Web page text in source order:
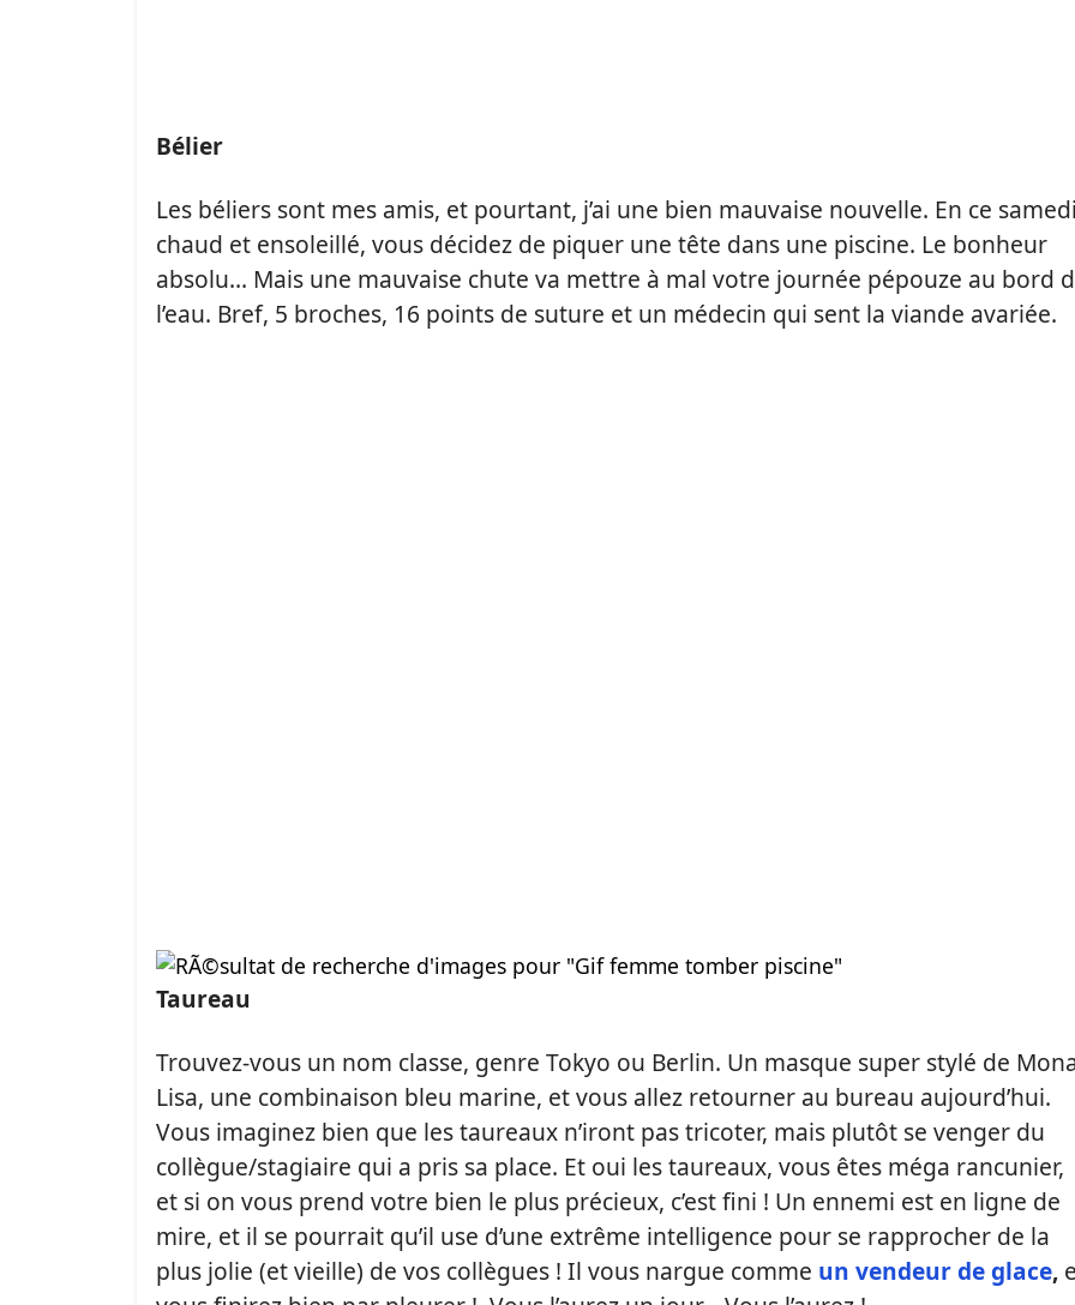
Bélier
Les béliers sont mes amis, et pourtant, j’ai une bien mauvaise nouvelle. En ce
chaud et ensoleillé, vous décidez de piquer une tête dans une piscine. Le bonheur
absolu… Mais une mauvaise chute va mettre à mal votre journée pépouze au bord
l’eau. Bref, 5 broches, 16 points de suture et un médecin qui sent la viande avariée.
Taureau
Trouvez-vous un nom classe, genre Tokyo ou Berlin. Un masque super stylé de
Lisa, une combinaison bleu marine, et vous allez retourner au bureau aujourd’hui.
Vous imaginez bien que les taureaux n’iront pas tricoter, mais plutôt se venger du
collègue/stagiaire qui a pris sa place. Et oui les taureaux, vous êtes méga rancunier,
et si on vous prend votre bien le plus précieux, c’est fini ! Un ennemi est en ligne de
mire, et il se pourrait qu’il use d’une extrême intelligence pour se rapprocher de la
plus jolie (et vieille) de vos collègues ! Il vous nargue comme un vendeur de glace,